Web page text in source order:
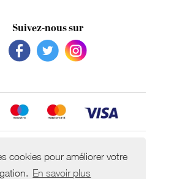
cookies pour améliorer votre
En savoir plus
Suivez-nous sur